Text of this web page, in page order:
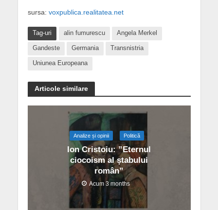
sursa: voxpublica.realitatea.net
Tag-uri alin fumurescu Angela Merkel
Gandeste Germania Transnistria
Uniunea Europeana
Articole similare
Analize și opinii Politică
Ion Cristoiu: ”Eternul
ciocoism al ștabului
român”
Acum 3 months